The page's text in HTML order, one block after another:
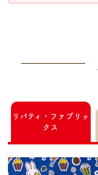
リバティ・ファブリッ
クス